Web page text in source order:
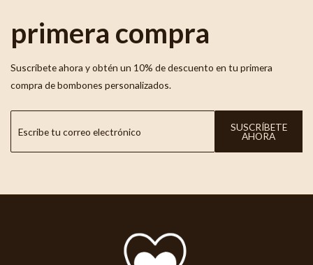
primera compra
Suscríbete ahora y obtén un 10% de descuento en tu primera
compra de bombones personalizados.
SUSCRÍBETE
AHORA